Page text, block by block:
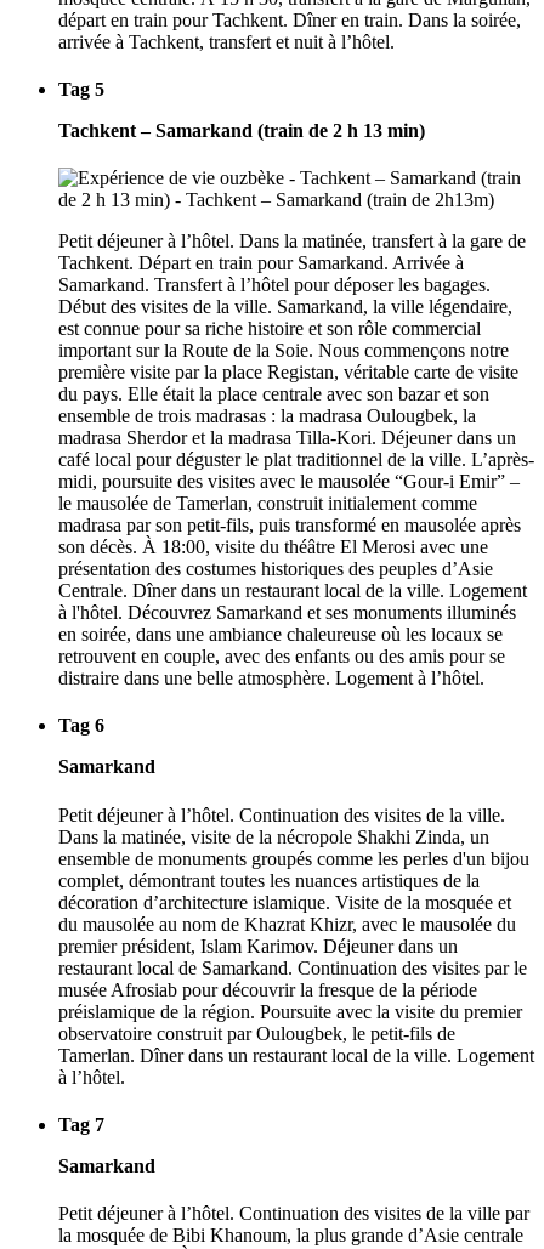
départ en train pour Tachkent. Dîner en train. Dans la soirée,
arrivée à Tachkent, transfert et nuit à l’hôtel.
Tag 5
Tachkent – Samarkand (train de 2 h 13 min)
Petit déjeuner à l’hôtel. Dans la matinée, transfert à la gare de
Tachkent. Départ en train pour Samarkand. Arrivée à
Samarkand. Transfert à l’hôtel pour déposer les bagages.
Début des visites de la ville. Samarkand, la ville légendaire,
est connue pour sa riche histoire et son rôle commercial
important sur la Route de la Soie. Nous commençons notre
première visite par la place Registan, véritable carte de visite
du pays. Elle était la place centrale avec son bazar et son
ensemble de trois madrasas : la madrasa Oulougbek, la
madrasa Sherdor et la madrasa Tilla-Kori. Déjeuner dans un
café local pour déguster le plat traditionnel de la ville. L’après-
midi, poursuite des visites avec le mausolée “Gour-i Emir” –
le mausolée de Tamerlan, construit initialement comme
madrasa par son petit-fils, puis transformé en mausolée après
son décès. À 18:00, visite du théâtre El Merosi avec une
présentation des costumes historiques des peuples d’Asie
Centrale. Dîner dans un restaurant local de la ville. Logement
à l'hôtel. Découvrez Samarkand et ses monuments illuminés
en soirée, dans une ambiance chaleureuse où les locaux se
retrouvent en couple, avec des enfants ou des amis pour se
distraire dans une belle atmosphère. Logement à l’hôtel.
Tag 6
Samarkand
Petit déjeuner à l’hôtel. Continuation des visites de la ville.
Dans la matinée, visite de la nécropole Shakhi Zinda, un
ensemble de monuments groupés comme les perles d'un bijou
complet, démontrant toutes les nuances artistiques de la
décoration d’architecture islamique. Visite de la mosquée et
du mausolée au nom de Khazrat Khizr, avec le mausolée du
premier président, Islam Karimov. Déjeuner dans un
restaurant local de Samarkand. Continuation des visites par le
musée Afrosiab pour découvrir la fresque de la période
préislamique de la région. Poursuite avec la visite du premier
observatoire construit par Oulougbek, le petit-fils de
Tamerlan. Dîner dans un restaurant local de la ville. Logement
à l’hôtel.
Tag 7
Samarkand
Petit déjeuner à l’hôtel. Continuation des visites de la ville par
la mosquée de Bibi Khanoum, la plus grande d’Asie centrale